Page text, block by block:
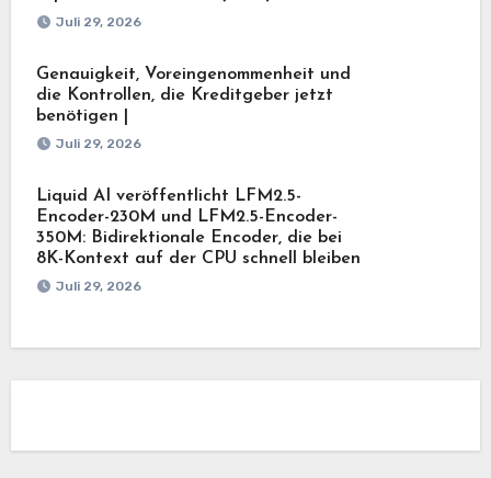
Juli 29, 2026
Genauigkeit, Voreingenommenheit und
die Kontrollen, die Kreditgeber jetzt
benötigen |
Juli 29, 2026
Liquid AI veröffentlicht LFM2.5-
Encoder-230M und LFM2.5-Encoder-
350M: Bidirektionale Encoder, die bei
8K-Kontext auf der CPU schnell bleiben
Juli 29, 2026